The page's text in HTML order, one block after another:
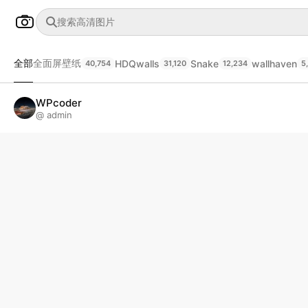
全部全面屏壁纸 40,754 HDQwalls 31,120 Snake 12,234 wallhaven
WPcoder
@ admin